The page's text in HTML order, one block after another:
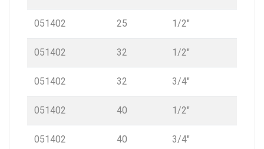
051402 25 1/2″
051402 32 1/2″
051402 32 3/4″
051402 40 1/2″
051402 40 3/4″